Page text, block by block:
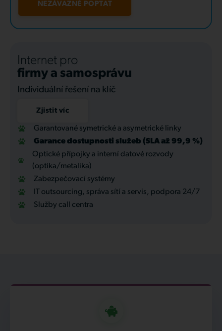
NEZÁVAZNĚ POPTAT
Internet pro
firmy a samosprávu
Individuální řešení na klíč
Zjistit víc
Garantované symetrické a asymetrické linky
Garance dostupnosti služeb (SLA až 99,9 %)
Optické přípojky a interní datové rozvody
(optika/metalika)
Zabezpečovací systémy
IT outsourcing, správa sítí a servis, podpora 24/7
Služby call centra